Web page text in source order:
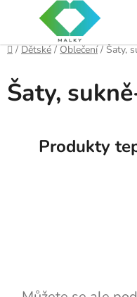
Domů
/ Dětské / Oblečení / Šaty,
Šaty,
Produkty